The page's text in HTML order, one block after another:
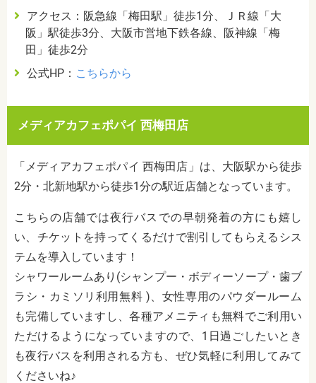
アクセス：阪急線「梅田駅」徒歩1分、ＪＲ線「大
阪」駅徒歩3分、大阪市営地下鉄各線、阪神線「梅
田」徒歩2分
公式HP： こちらから
メディアカフェポパイ 西梅田店
「メディアカフェポパイ 西梅田店」は、大阪駅から徒歩
2分・北新地駅から徒歩1分の駅近店舗となっています。
こちらの店舗では夜行バスでの早朝発着の方にも嬉し
い、チケットを持ってくるだけで割引してもらえるシス
テムを導入しています！
シャワールームあり(シャンプー・ボディーソープ・歯ブ
ラシ・カミソリ利用無料 )、女性専用のパウダールーム
も完備していますし、各種アメニティも無料でご利用い
ただけるようになっていますので、1日過ごしたいとき
も夜行バスを利用される方も、ぜひ気軽に利用してみて
くださいね♪